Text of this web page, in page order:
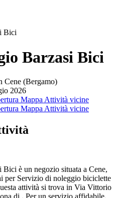
Bici
Barzasi Bici
Cene (Bergamo)
2026
Mappa Attività vicine
Mappa Attività vicine
è un negozio situata a Cene,
per Servizio di noleggio biciclette
attività si trova in Via Vittorio
di . Per un servizio affidabile,